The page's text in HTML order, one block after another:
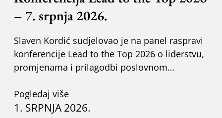
– 7. srpnja 2026.
Slaven Kordić sudjelovao je na panel raspravi
konferencije Lead to the Top 2026 o liderstvu,
promjenama i prilagodbi poslovnom
Pogledaj više
1. SRPNJA 2026.